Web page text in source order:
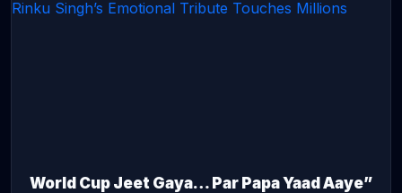
World Cup Jeet Gaya… Par Papa Yaad Aaye”